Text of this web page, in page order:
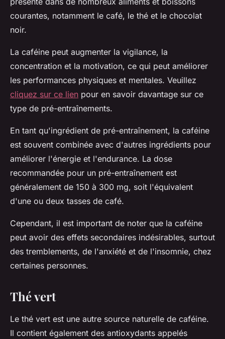
courantes, notamment le café, le thé et le chocolat
noir.
La caféine peut augmenter la vigilance, la
concentration et la motivation, ce qui peut améliorer
les performances physiques et mentales. Veuillez
cliquez sur ce lien pour en savoir davantage sur ce
type de pré-entraînements.
En tant qu'ingrédient de pré-entraînement, la caféine
est souvent combinée avec d'autres ingrédients pour
améliorer l'énergie et l'endurance. La dose
recommandée pour un pré-entraînement est
généralement de 150 à 300 mg, soit l'équivalent
d'une ou deux tasses de café.
Cependant, il est important de noter que la caféine
peut avoir des effets secondaires indésirables, surtout
des tremblements, de l'anxiété et de l'insomnie, chez
certaines personnes.
Thé vert
Le thé vert est une autre source naturelle de caféine.
Il contient également des antioxydants appelés